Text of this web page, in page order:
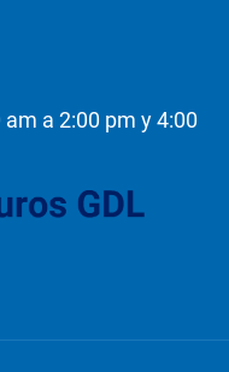
a 2:00 pm y 4:00